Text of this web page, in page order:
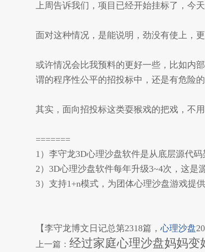
上周告诉我们，项目已经开始挂标了，今
面对这种情况，是能说明，劲没有使上，
或许情况会比我预料的更好一些，比如内
谓的程序性公平的招投标中，还是有危险的
其实，面向招投标这类耍猴戏的把戏，不
=======
1）李守龙3D心理沙盘软件是从底层源代
2）3D心理沙盘软件每年升级3~4次，这是
3）支持1+n模式，为团体心理沙盘游戏提
【李守龙博文日记总第2318篇，心理沙盘
上一篇： 经过家庭心理沙盘妈妈变